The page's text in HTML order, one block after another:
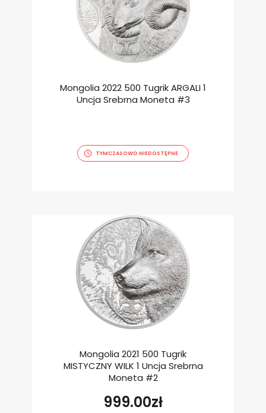
Mongolia 2022 500 Tugrik ARGALI 1
Uncja Srebrna Moneta #3
TYMCZASOWO NIEDOSTĘPNE
Mongolia 2021 500 Tugrik
MISTYCZNY WILK 1 Uncja Srebrna
Moneta #2
999.00zł